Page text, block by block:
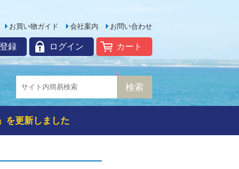
お問い合わせ
会社案内
お買い物ガイド
カート
ログイン
録
を更新しました